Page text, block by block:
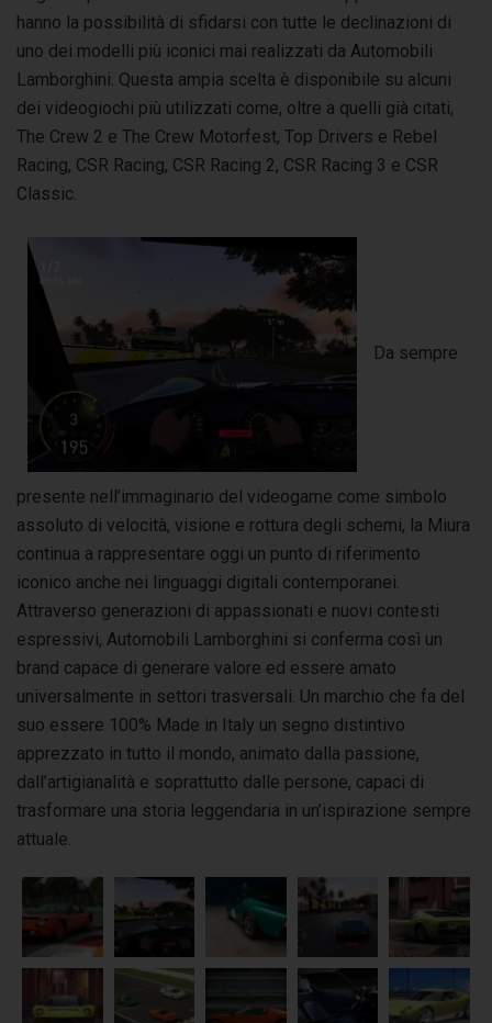
hanno la possibilità di sfidarsi con tutte le declinazioni di
uno dei modelli più iconici mai realizzati da Automobili
Lamborghini. Questa ampia scelta è disponibile su alcuni
dei videogiochi più utilizzati come, oltre a quelli già citati,
The Crew 2 e The Crew Motorfest, Top Drivers e Rebel
Racing, CSR Racing, CSR Racing 2, CSR Racing 3 e CSR
Classic.
Da sempre
presente nell’immaginario del videogame come simbolo
assoluto di velocità, visione e rottura degli schemi, la Miura
continua a rappresentare oggi un punto di riferimento
iconico anche nei linguaggi digitali contemporanei.
Attraverso generazioni di appassionati e nuovi contesti
espressivi, Automobili Lamborghini si conferma così un
brand capace di generare valore ed essere amato
universalmente in settori trasversali. Un marchio che fa del
suo essere 100% Made in Italy un segno distintivo
apprezzato in tutto il mondo, animato dalla passione,
dall’artigianalità e soprattutto dalle persone, capaci di
trasformare una storia leggendaria in un’ispirazione sempre
attuale.